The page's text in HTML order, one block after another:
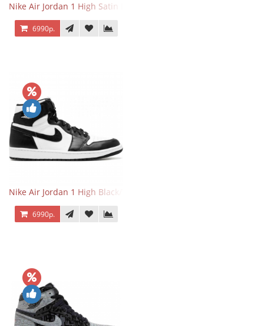
Nike Air Jordan 1 High Satin Black Toe
6990р.
Nike Air Jordan 1 High Black/White
6990р.